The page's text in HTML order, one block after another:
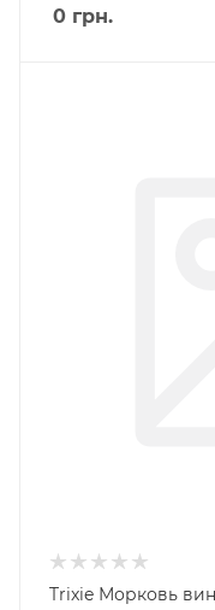
0 грн.
Trixie Морковь